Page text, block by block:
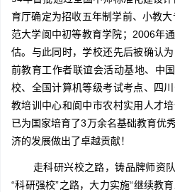
育厅确定为招收五年制学前、小教
范大学阆中初等教育学院；2006年
估。与此同时，学校还先后被确认
前教育工作者联谊会活动基地、中
校、全国计算机等级考试考点、四
教培训中心和阆中市农村实用人才
已为国家培育了3万余名基础教育优
济的发展做出了卓越贡献！
走科研兴校之路，铸品牌师资
“科研强校”之路，大力实施“继续教